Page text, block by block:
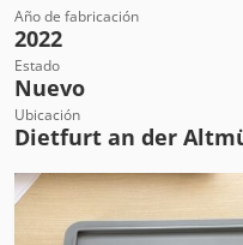
Año de fabricación
2022
Estado
Nuevo
Ubicación
Dietfurt an der